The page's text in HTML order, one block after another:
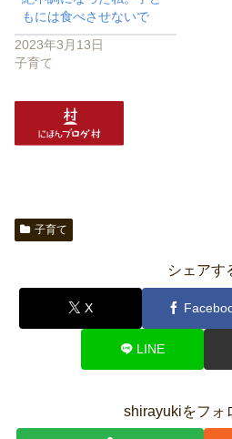
もには食べさせないで
2023年3月13日
子育て
子育て
シェアす
X
LINE
shirayukiをフォ